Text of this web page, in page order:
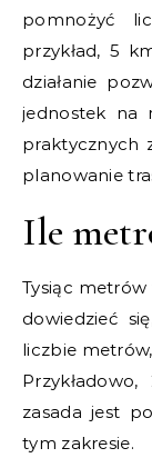
pomnożyć
przykład, 5
działanie
jednostek na
praktycznych
planowanie
Ile
Tysiąc
dowiedzieć
liczbie
zasada jest
tym zakresie.